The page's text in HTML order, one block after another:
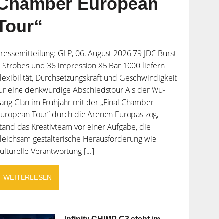
GLP, 06. August 2026 79 JDC Burst
Strobes und 36 impression X5 Bar 1000 liefern
Durchsetzungskraft und Geschwindigkeit
eine denkwürdige Abschiedstour Als der Wu-
Clan im Frühjahr mit der „Final Chamber
Tour“ durch die Arenen Europas zog,
das Kreativteam vor einer Aufgabe, die
gestalterische Herausforderung wie
Verantwortung [...]
WEITERLESEN